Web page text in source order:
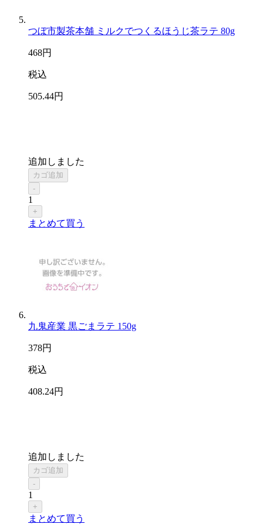
つぼ市製茶本舗 ミルクでつくるほうじ茶ラテ 80g
468円
税込
505.44円
追加しました
カゴ追加
-
1
+
まとめて買う
九鬼産業 黒ごまラテ 150g
378円
税込
408.24円
追加しました
カゴ追加
-
1
+
まとめて買う